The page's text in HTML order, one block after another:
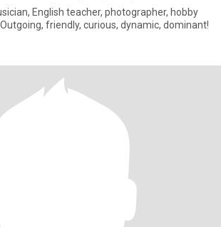
English teacher, photographer, hobby
cook and masseur! Outgoing, friendly, curious, dynamic, dominant!